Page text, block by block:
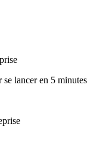
lancer en 5 minutes